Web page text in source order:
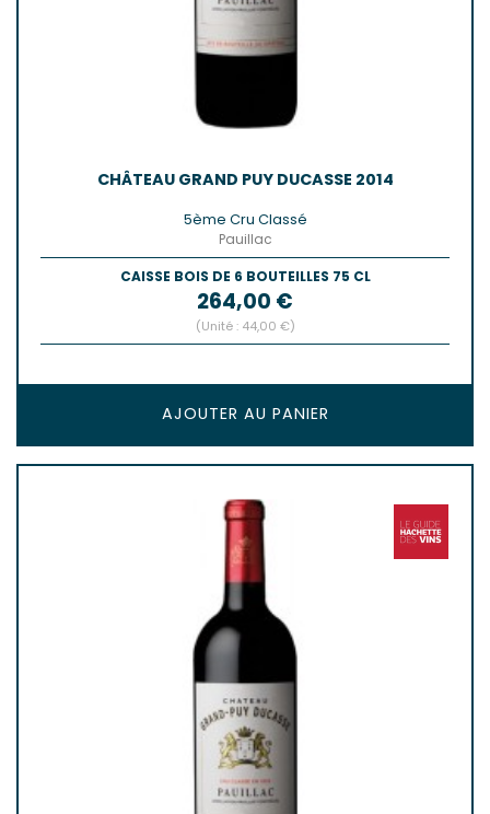
CHÂTEAU GRAND PUY DUCASSE 2014
5ème Cru Classé
Pauillac
CAISSE BOIS DE 6 BOUTEILLES 75 CL
Prix
264,00 €
(Unité : 44,00 €)
AJOUTER AU PANIER